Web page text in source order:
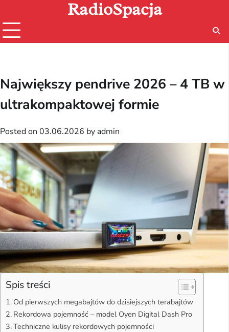
content
RadioSpacja
Największy pendrive 2026 – 4 TB w
ultrakompaktowej formie
Posted on 03.06.2026 by admin
Spis treści
Od pierwszych megabajtów do dzisiejszych terabajtów
Rekordowa pojemność – model Oyen Digital Dash Pro
Techniczne kulisy rekordowych pojemności